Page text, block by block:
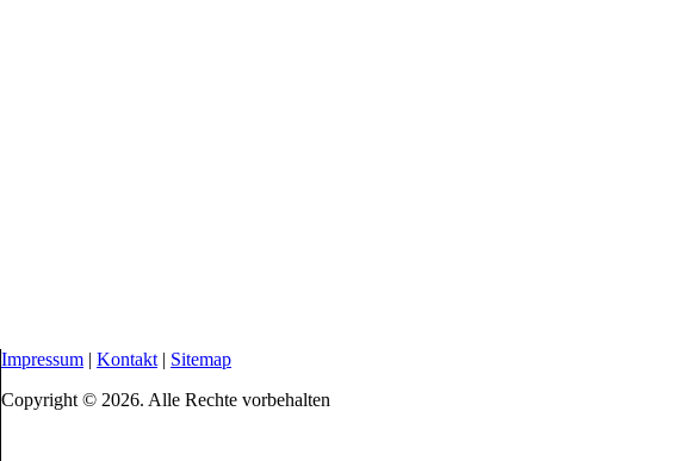
Impressum | Kontakt | Sitemap
Copyright © 2026. Alle Rechte vorbehalten